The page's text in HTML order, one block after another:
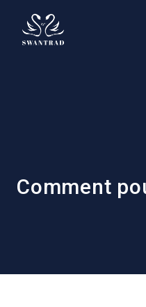
Comment